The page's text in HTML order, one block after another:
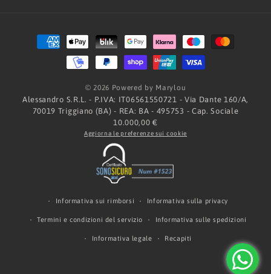
Metodi
di
pagamento
© 2026 Powered by Marylou
Alessandro S.R.L. - P.IVA: IT06561550721 - Via Dante 160/A,
70019 Triggiano (BA) - REA: BA - 495753 - Cap. Sociale
10.000,00 €
Aggiorna le preferenze sui cookie
Informativa sui rimborsi Informativa sulla privacy
Termini e condizioni del servizio Informativa sulle spedizioni
Informativa legale Recapiti